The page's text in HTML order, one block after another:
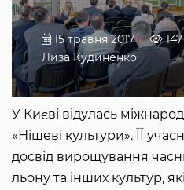
15 травня 2017 147
Лиза Кудиненко
У Києві відулась
«Нішеві культури». ЇЇ
досвід вирощування
льону та інших культур,